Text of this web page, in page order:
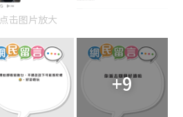
点击图片放大
+9